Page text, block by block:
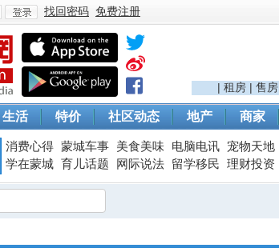
登
录
找回密码 免费注册
| 租房 | 售房
生活 特价 社区动态 地产 商家
消费心得 蒙城车事 美食美味 电脑电讯 宠物天地
学在蒙城 育儿话题 网际说法 留学移民 理财投资